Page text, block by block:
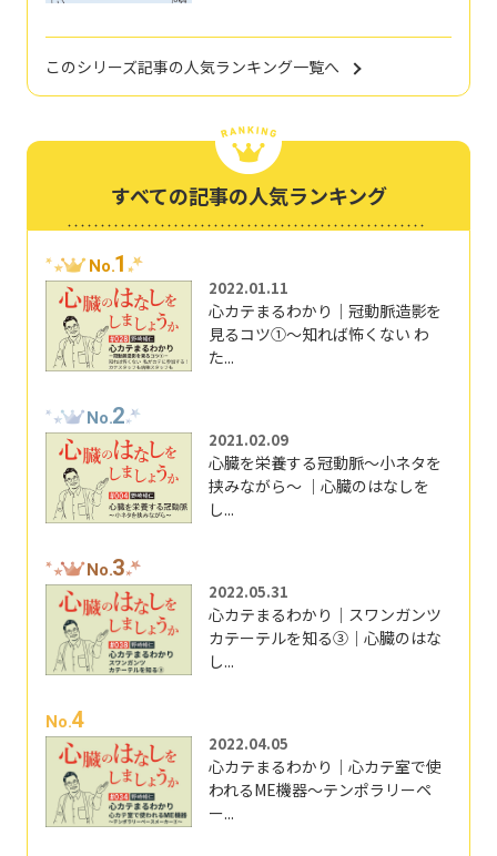
このシリーズ記事の人気ランキング一覧へ
すべての記事の人気ランキング
No.1
2022.01.11
心カテまるわかり｜冠動脈造影を
見るコツ①～知れば怖くない わ
た...
No.2
2021.02.09
心臓を栄養する冠動脈～小ネタを
挟みながら～ ｜心臓のはなしを
し...
No.3
2022.05.31
心カテまるわかり｜スワンガンツ
カテーテルを知る③｜心臓のはな
し...
No.4
2022.04.05
心カテまるわかり｜心カテ室で使
われるME機器～テンポラリーペ
ー...